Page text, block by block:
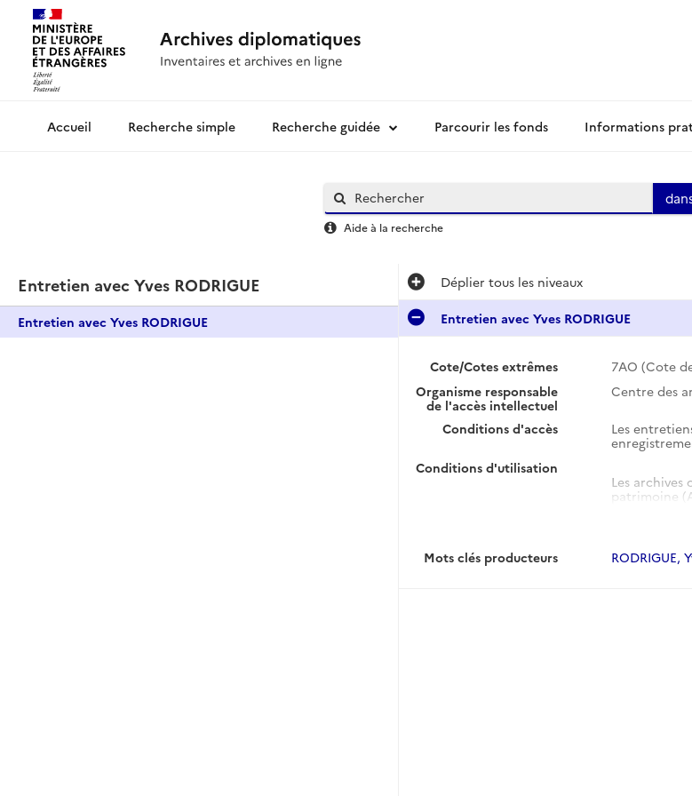
Archives diplomatiquesRecherche simple Recherche guidée Parcourir les fonds Informations
Aide à la recherche
Entretien avec Yves RODRIGUE
Entretien avec Yves RODRIGUE
Déplier tous les niveaux
Entretien avec Yves RODRIGUE
Cote/Cotes extrêmes
7AO (Cote
Organisme responsable
de l'accès intellectuel
Centre des
Conditions d'accès
Les
Conditions d'utilisation
Les archives
patrimoine
En tant
Code de la
Mots clés producteurs RODRIGUE,